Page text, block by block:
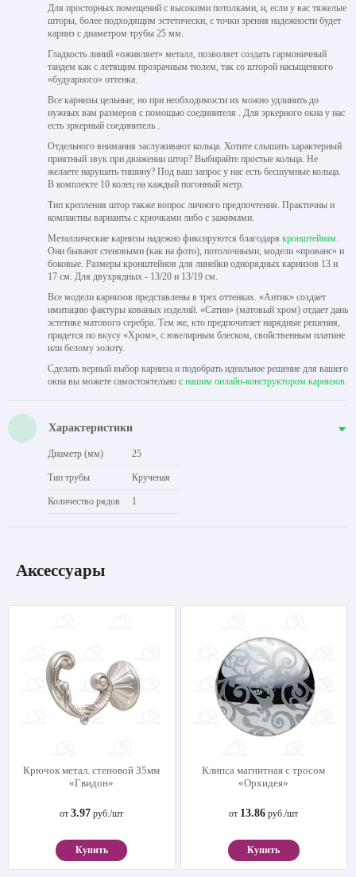
Для просторных помещений с высокими потолками, и, если у вас тяжелые
шторы, более подходящим эстетически, с точки зрения надежности будет
карниз с диаметром трубы 25 мм.
Гладкость линий «оживляет» металл, позволяет создать гармоничный
тандем как с летящим прозрачным тюлем, так со шторой насыщенного
«будуарного» оттенка.
Все карнизы цельные, но при необходимости их можно удлинить до
нужных вам размеров с помощью соединителя . Для эркерного окна у нас
есть эркерный соединитель .
Отдельного внимания заслуживают кольца. Хотите слышать характерный
приятный звук при движении штор? Выбирайте простые кольца. Не
желаете нарушать тишину? Под ваш запрос у нас есть бесшумные кольца.
В комплекте 10 колец на каждый погонный метр.
Тип крепления штор также вопрос личного предпочтения. Практичны и
компактны варианты с крючками либо с зажимами.
Металлические карнизы надежно фиксируются благодаря кронштейнам.
Они бывают стеновыми (как на фото), потолочными, модели «прованс» и
боковые. Размеры кронштейнов для линейки однорядных карнизов 13 и
17 см. Для двухрядных - 13/20 и 13/19 см.
Все модели карнизов представлены в трех оттенках. «Антик» создает
имитацию фактуры кованых изделий. «Сатин» (матовый хром) отдает дань
эстетике матового серебра. Тем же, кто предпочитает нарядные решения,
придется по вкусу «Хром», с ювелирным блеском, свойственным платине
или белому золоту.
Сделать верный выбор карниза и подобрать идеальное решение для вашего
окна вы можете самостоятельно с нашим онлайн-конструктором карнизов.
Характеристики
Диаметр (мм) 25
Тип трубы Крученая
Количество рядов 1
Аксессуары
Крючок метал. стеновой 35мм
«Гвидон»
от3.97 руб./шт
Купить
Клипса магнитная с тросом
«Орхидея»
от 13.86 руб./шт
Купить